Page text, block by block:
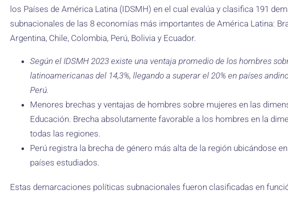
los Países de América Latina (IDSMH) en el cual evalúa y clasifica 191
subnacionales de las 8 economías más importantes de América Latina:
Argentina, Chile, Colombia, Perú, Bolivia y Ecuador.
Según el IDSMH 2023 existe una ventaja promedio de los hombres
latinoamericanas del 14,3%, llegando a superar el 20% en países
Perú.
Menores brechas y ventajas de hombres sobre mujeres en las
Educación. Brecha absolutamente favorable a los hombres en la
todas las regiones.
Perú registra la brecha de género más alta de la región ubicándose
países estudiados.
Estas demarcaciones políticas subnacionales fueron clasificadas en